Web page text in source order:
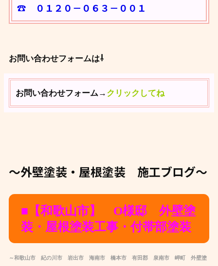
☎ ０１２０－０６３－００１
お問い合わせフォームは⇩
お問い合わせフォーム→ クリックしてね
～外壁塗装・屋根塗装 施工ブログ～
■【和歌山市】 O様邸 外壁塗
装・屋根塗装工事・付帯部塗装
～和歌山市 紀の川市 岩出市 海南市 橋本市 有田郡 泉南市 岬町 外壁塗